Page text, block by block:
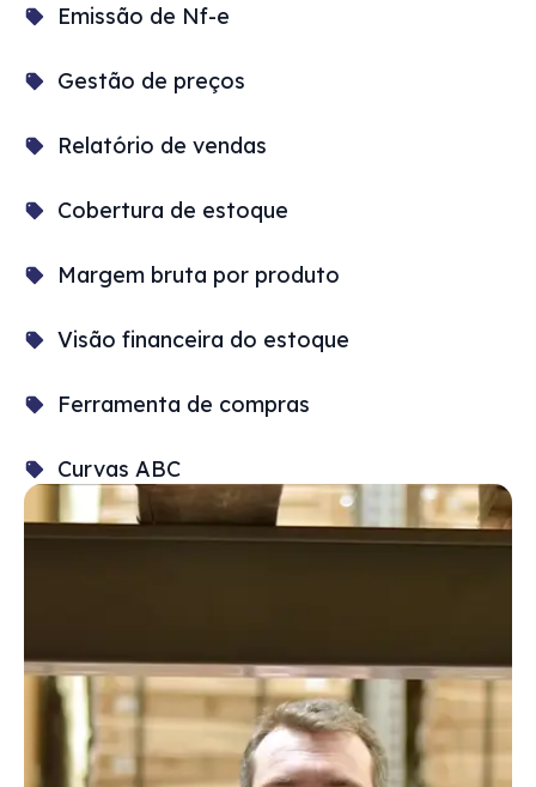
Emissão de Nf-e
Gestão de preços
Relatório de vendas
Cobertura de estoque
Margem bruta por produto
Visão financeira do estoque
Ferramenta de compras
Curvas ABC